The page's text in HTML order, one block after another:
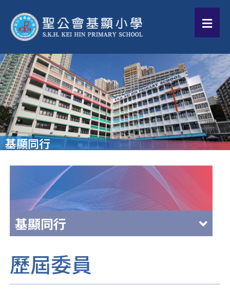
基顯同行
基顯同行
歷屆委員